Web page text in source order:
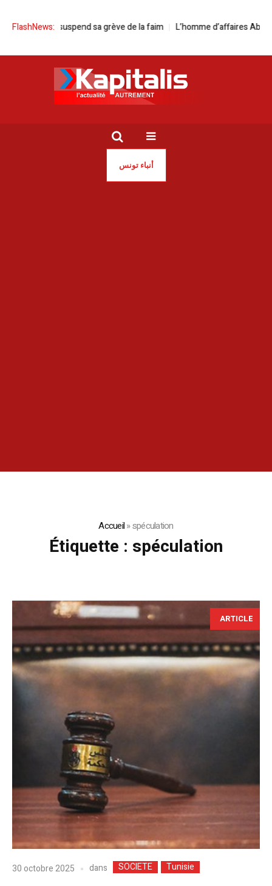
FlashNews:
sa grève de la faim L’homme d’affaires Abdelaziz Makhloufi
أنباء تونس
Accueil»spéculation
Étiquette : spéculation
ARTICLE
30 octobre 2025 dans SOCIETE Tunisie